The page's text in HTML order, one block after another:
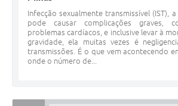
Infecção sexualmente transmissível (IST),
pode causar complicações graves,
problemas cardíacos, e inclusive levar à
gravidade, ela muitas vezes é
transmissões. É o que vem acontecendo
onde o número de...